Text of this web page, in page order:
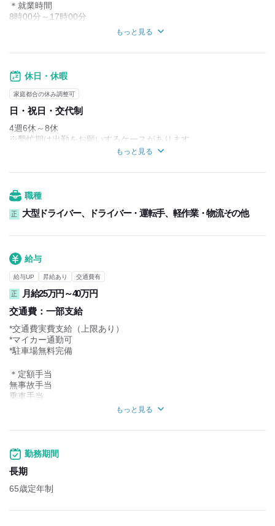
＊就業時間
8時00分～17時00分
もっと見る
休日・休暇
家庭都合の休み調整可
日・祝日・交代制
4週6休～8休
※繫忙期は出勤をお願いするケースがあります
(会社カレンダーによる)
もっと見る
職種
正 大型ドライバー、ドライバー・運転手、軽作業・物流その他
給与
給与UP 昇給あり 交通費有
正
月給25万円～40万円
交通費： 一部支給
*交通費実費支給（上限あり）
*マイカー通勤可
*駐車場無料完備
＊定額手当
無事故手当
乗車手当
既婚者/月15,000円～
独身者/月7,500円～
配偶者 10,000円
もっと見る
勤務期間
長期
65歳定年制